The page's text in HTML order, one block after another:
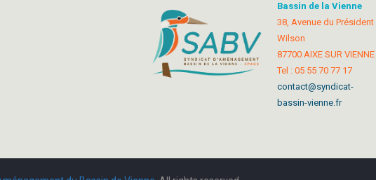
Bassin de la Vienne
38, Avenue du Président
Wilson
87700 AIXE SUR VIENNE
Tel : 05 55 70 77 17
contact@syndicat-
bassin-vienne.fr